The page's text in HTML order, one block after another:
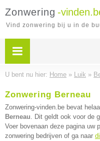
Zonwering -
Vind zonwering bij u in de
U bent nu hier: Home » Luik »
Zonwering Berneau
Zonwering-vinden.be bevat
Berneau. Dit geldt ook voor de
Voer bovenaan deze pagina uw
zonwering bedrijven of ga naar